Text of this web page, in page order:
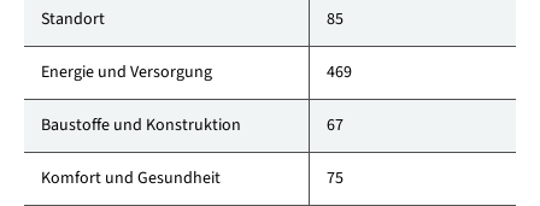
Standort 85
Energie und Versorgung 469
Baustoffe und Konstruktion 67
Komfort und Gesundheit 75